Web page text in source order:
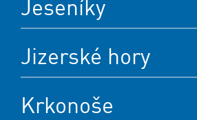
Jeseníky
Jizerské hory
Krkonoše